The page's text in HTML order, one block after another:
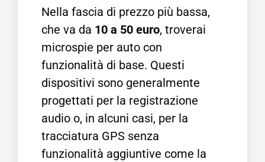
Nella fascia di prezzo più bassa,
che va da 10 a 50 euro, troverai
microspie per auto con
funzionalità di base. Questi
dispositivi sono generalmente
progettati per la registrazione
audio o, in alcuni casi, per la
tracciatura GPS senza
funzionalità aggiuntive come la